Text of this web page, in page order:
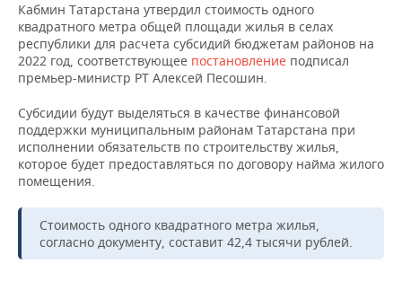
ТЕЛЕКОММУНИКАЦИИ
БИЗНЕС-БРАНЧИ
ONLINE-КОНФЕРЕНЦИИ
ФУТБОЛ
ХОККЕЙ
ВОЛЕЙБОЛ
КИБЕРСПОРТ
ФИГУРНОЕ КАТАНИЕ
ВОДНЫЕ ВИДЫ СПОРТА
НОВОСТИ ОБЩЕСТВА
ВЛАСТЬ
ИСТОРИЯ
КУЛЬТУРА
МЕДИЦИНА
ОБРАЗОВАНИЕ
ФОТОГАЛЕРЕЯ
СЮЖЕТЫ
СПИСОК ПЕРСОН
СПИСОК КОМПАНИЙ
ПОЛНАЯ ВЕРСИЯ
Кабмин Татарстана утвердил стоимость одного
квадратного метра общей площади жилья в селах
республики для расчета субсидий бюджетам районов на
2022 год, соответствующее постановление подписал
премьер-министр РТ Алексей Песошин.
Субсидии будут выделяться в качестве финансовой
поддержки муниципальным районам Татарстана при
исполнении обязательств по строительству жилья,
которое будет предоставляться по договору найма жилого
помещения.
Стоимость одного квадратного метра жилья,
согласно документу, составит 42,4 тысячи рублей.